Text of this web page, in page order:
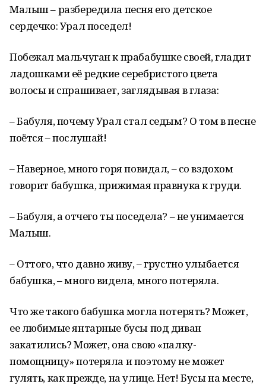
Малыш – разбередила песня его детское
сердечко: Урал поседел!
Побежал мальчуган к прабабушке своей, гладит
ладошками её редкие серебристого цвета
волосы и спрашивает, заглядывая в глаза:
– Бабуля, почему Урал стал седым? О том в песне
поётся – послушай!
– Наверное, много горя повидал, – со вздохом
говорит бабушка, прижимая правнука к груди.
– Бабуля, а отчего ты поседела? – не унимается
Малыш.
– Оттого, что давно живу, – грустно улыбается
бабушка, – много видела, много потеряла.
Что же такого бабушка могла потерять? Может,
ее любимые янтарные бусы под диван
закатились? Может, она свою «палку-
помощницу» потеряла и поэтому не может
гулять, как прежде, на улице. Нет! Бусы на месте,